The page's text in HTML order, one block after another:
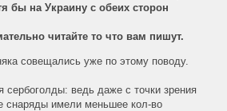
бы на Украину с обеих сторон
читайте то что вам пишут.
совещались уже по этому поводу.
сербоголды: ведь даже с точки зрения
снаряды имели меньшее кол-во